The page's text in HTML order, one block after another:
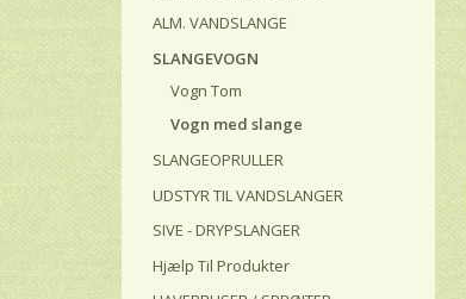
ALM. VANDSLANGE
SLANGEVOGN
Vogn Tom
Vogn med slange
SLANGEOPRULLER
UDSTYR TIL VANDSLANGER
SIVE - DRYPSLANGER
Hjælp Til Produkter